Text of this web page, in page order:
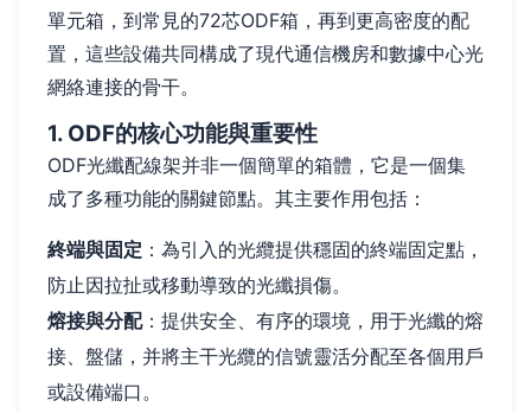
單元箱，到常見的72芯ODF箱，再到更高密度的配
置，這些設備共同構成了現代通信機房和數據中心光
網絡連接的骨干。
1. ODF的核心功能與重要性
ODF光纖配線架并非一個簡單的箱體，它是一個集
成了多種功能的關鍵節點。其主要作用包括：
終端與固定 ：為引入的光纜提供穩固的終端固定點，
防止因拉扯或移動導致的光纖損傷。
熔接與分配：提供安全、有序的環境，用于光纖的熔
接、盤儲，并將主干光纜的信號靈活分配至各個用戶
或設備端口。